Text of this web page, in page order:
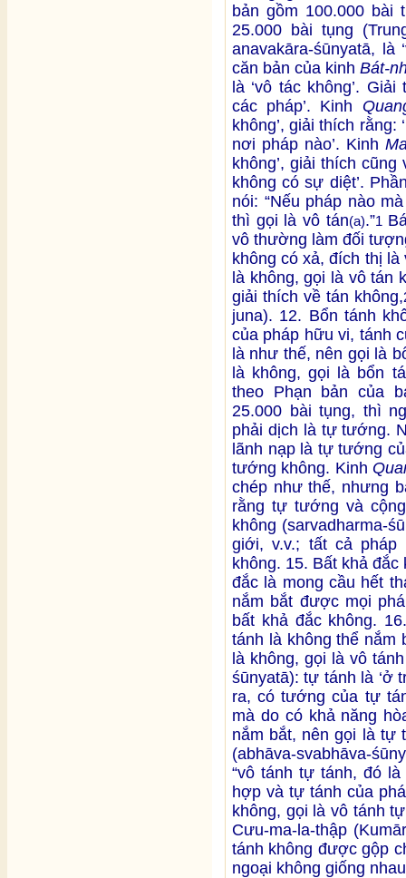
bản gồm 100.000
25.000 bài tụng
anavakāra-śūnyatā, là
căn bản của kinh Bát-
là ‘vô tác không’.
các pháp’. Kinh
không’, giải thích rằng:
nơi pháp nào’. Kinh
không’, giải thích
không có sự diệt’.
nói: “Nếu pháp nào
thì gọi là vô tán(a).”1
vô thường làm đối
không có xả, đích thị là
là không, gọi là vô tán
giải thích về tán không,
juna). 12. Bổn tánh
của pháp hữu vi, tánh
là như thế, nên gọi là
là không, gọi là bổn
theo Phạn bản của
25.000 bài tụng, thì
phải dịch là tự tướng.
lãnh nạp là tự tướng
tướng không. Kinh
chép như thế, nhưng
rằng tự tướng và
không (sarvadharma-
giới, v.v.; tất cả pháp
không. 15. Bất khả
đắc là mong cầu hết
nắm bắt được mọi
bất khả đắc không.
tánh là không thể nắm
là không, gọi là vô
śūnyatā): tự tánh là ‘ở
ra, có tướng của tự
mà do có khả năng
nắm bắt, nên gọi là tự
(abhāva-svabhāva-
“vô tánh tự tánh, đó
hợp và tự tánh của
không, gọi là vô tánh
Cưu-ma-la-thập
tánh không được gộp
ngoại không giống